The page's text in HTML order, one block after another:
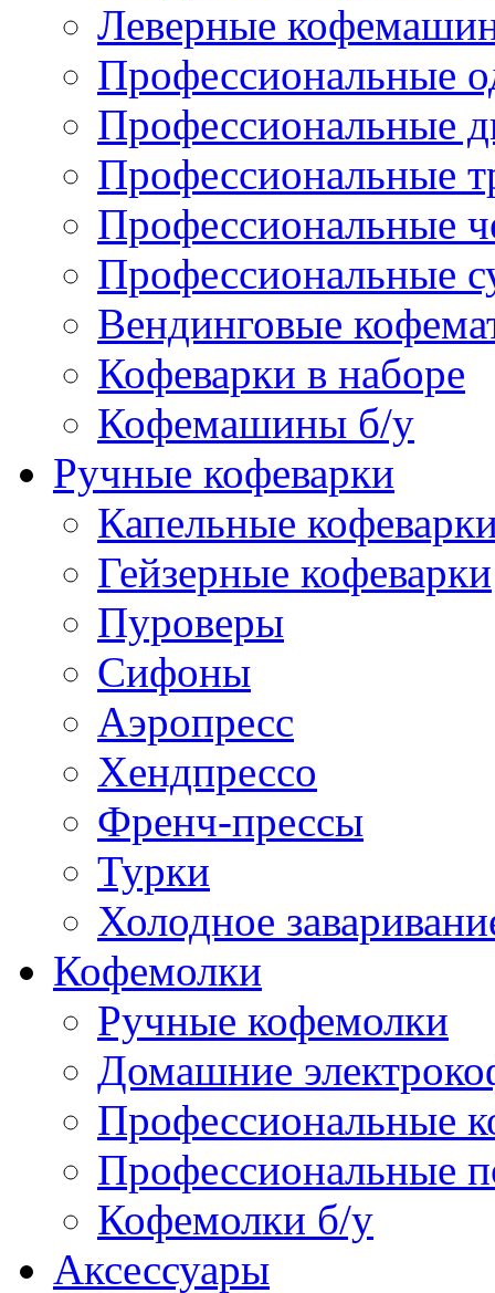
Леверные
Профессиональные
Профессиональные
Профессиональные
Профессиональные
Профессиональные
Вендинговые
Кофеварки в наборе
Кофемашины б/у
Ручные кофеварки
Капельные
Гейзерные кофеварки
Пуроверы
Сифоны
Аэропресс
Хендпрессо
Френч-прессы
Турки
Холодное
Кофемолки
Ручные кофемолки
Домашние
Профессиональные
Профессиональные
Кофемолки б/у
Аксессуары